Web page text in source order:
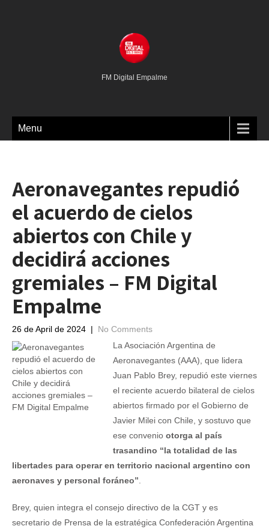
FM Digital Empalme
Menu
Aeronavegantes repudió
el acuerdo de cielos
abiertos con Chile y
decidirá acciones
gremiales – FM Digital
Empalme
26 de April de 2024 | No Comments
La Asociación Argentina de
Aeronavegantes (AAA), que lidera
Juan Pablo Brey, repudió este viernes
el reciente acuerdo bilateral de cielos
abiertos firmado por el Gobierno de
Javier Milei con Chile, y sostuvo que
ese convenio otorga al país
trasandino “la totalidad de las
libertades para operar en territorio nacional argentino con
aeronaves y personal foráneo”
Brey, quien integra el consejo directivo de la CGT y es
secretario de Prensa de la estratégica Confederación Argentina